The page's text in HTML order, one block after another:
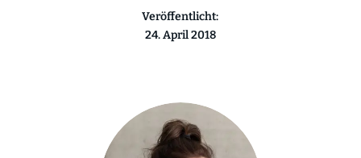
Veröffentlicht:
24. April 2018